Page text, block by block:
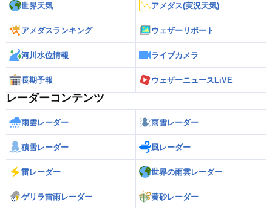
世界天気 アメダス(実況天気)
アメダスランキング ウェザーリポート
河川水位情報 ライブカメラ
長期予報 ウェザーニュースLiVE
レーダーコンテンツ
雨雲レーダー 雨雪レーダー
積雪レーダー 風レーダー
雷レーダー 世界の雨雲レーダー
ゲリラ雷雨レーダー 黄砂レーダー